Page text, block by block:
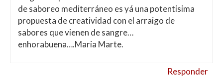
de saboreo mediterráneo es yá una potentisima
propuesta de creatividad con el arraigo de
sabores que vienen de sangre…
enhorabuena….Maria Marte.
Responder